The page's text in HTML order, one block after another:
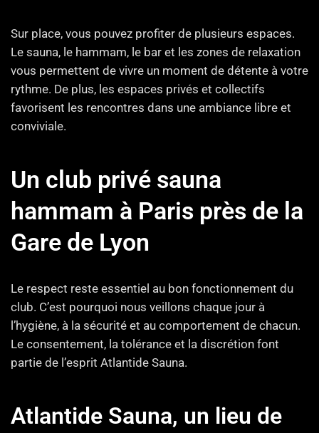
Sur place, vous pouvez profiter de plusieurs espaces.
Le sauna, le hammam, le bar et les zones de relaxation
vous permettent de vivre un moment de détente à votre
rythme. De plus, les espaces privés et collectifs
favorisent les rencontres dans une ambiance libre et
conviviale.
Un club privé sauna
hammam à Paris près de la
Gare de Lyon
Le respect reste essentiel au bon fonctionnement du
club. C’est pourquoi nous veillons chaque jour à
l’hygiène, à la sécurité et au comportement de chacun.
Le consentement, la tolérance et la discrétion font
partie de l’esprit Atlantide Sauna.
Atlantide Sauna, un lieu de